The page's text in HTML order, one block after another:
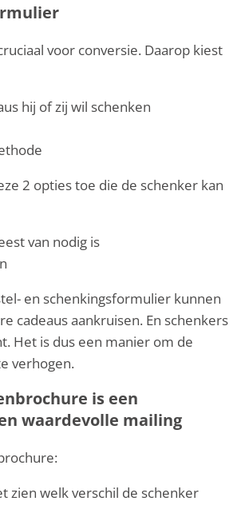
voor conversie. Daarop kiest
hij of zij wil schenken
2 opties toe die de schenker kan
van nodig is
en schenkingsformulier kunnen
cadeaus aankruisen. En schenkers
Het is dus een manier om de
verhogen.
is een
waardevolle mailing
zien welk verschil de schenker